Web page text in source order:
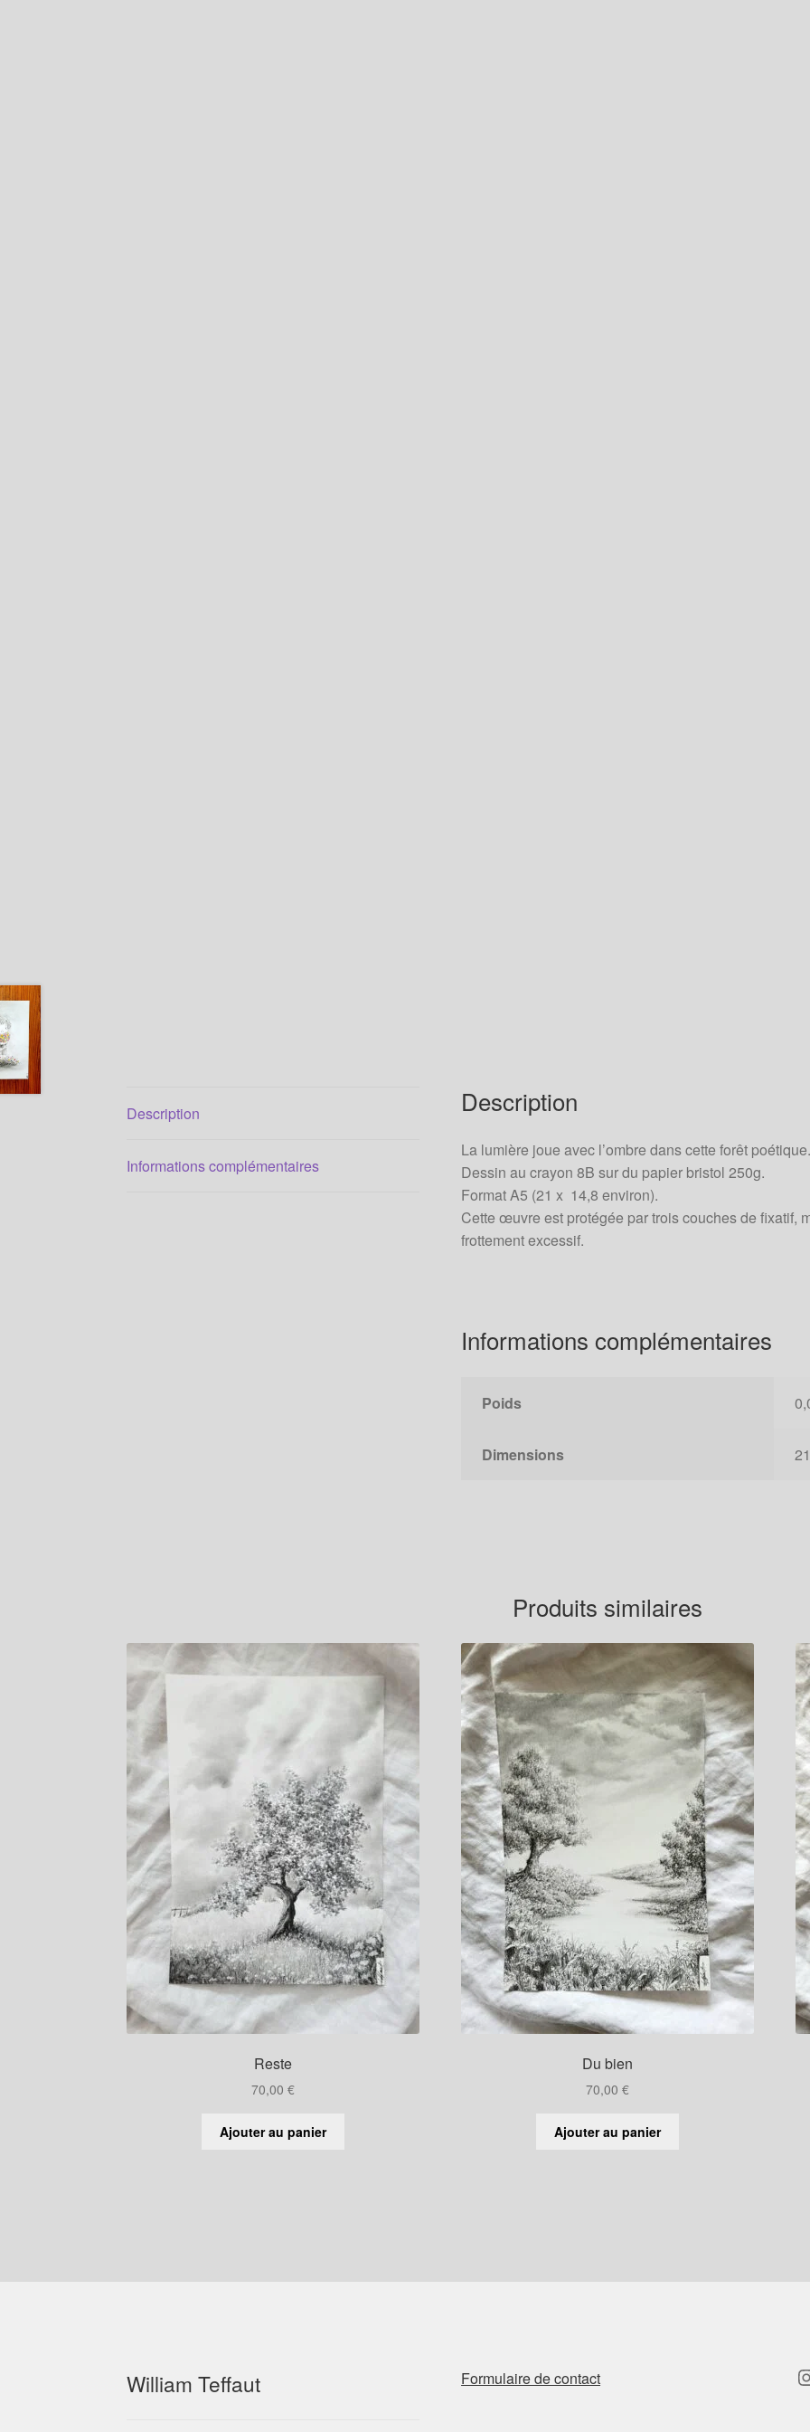
Description
Informations complémentaires
Description
La lumière joue avec l’ombre dans cette forêt
Dessin au crayon 8B sur du papier bristol 250g.
Format A5 (21 x 14,8 environ).
Cette œuvre est protégée par trois couches de fixatif,
frottement excessif.
Informations complémentaires
Poids
Dimensions
Produits similaires
Reste
70,00 €
Ajouter au panier
Du bien
70,00 €
Ajouter au panier
William Teffaut Formulaire de contact